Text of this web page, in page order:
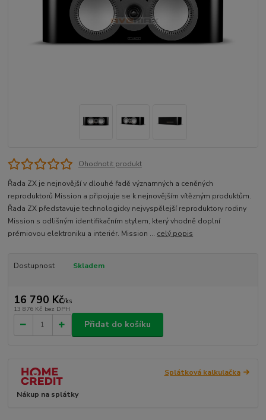
Ohodnotit produkt
Řada ZX je nejnovější v dlouhé řadě významných a ceněných
reproduktorů Mission a připojuje se k nejnovějším vítězným produktům.
Řada ZX představuje technologicky nejvyspělejší reproduktory rodiny
Mission s odlišným identifikačním stylem, který vhodně doplní
prémiovou elektroniku a interiér. Mission ... celý popis
Dostupnost Skladem
16 790 Kč/ks
13 876 Kč bez DPH
Přidat do košíku
Splátková kalkulačka
Nákup na splátky